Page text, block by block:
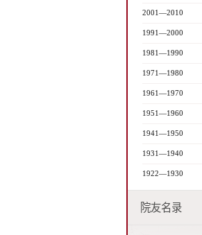
2001—2010
1991—2000
1981—1990
1971—1980
1961—1970
1951—1960
1941—1950
1931—1940
1922—1930
院友名录